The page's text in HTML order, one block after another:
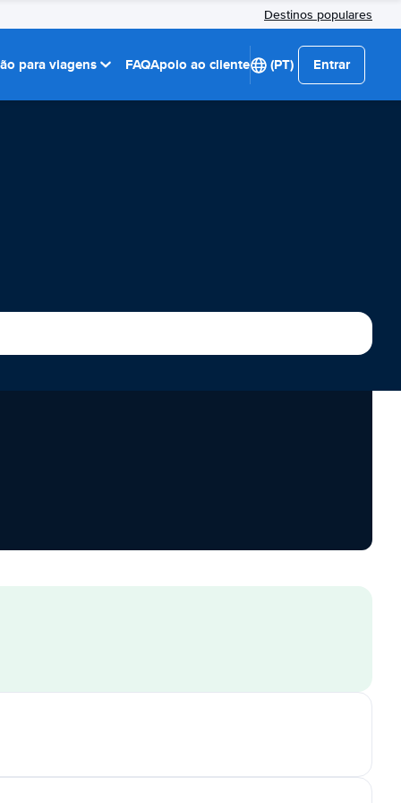
Destinos populares
para viagens FAQApoio ao cliente (PT) Entrar